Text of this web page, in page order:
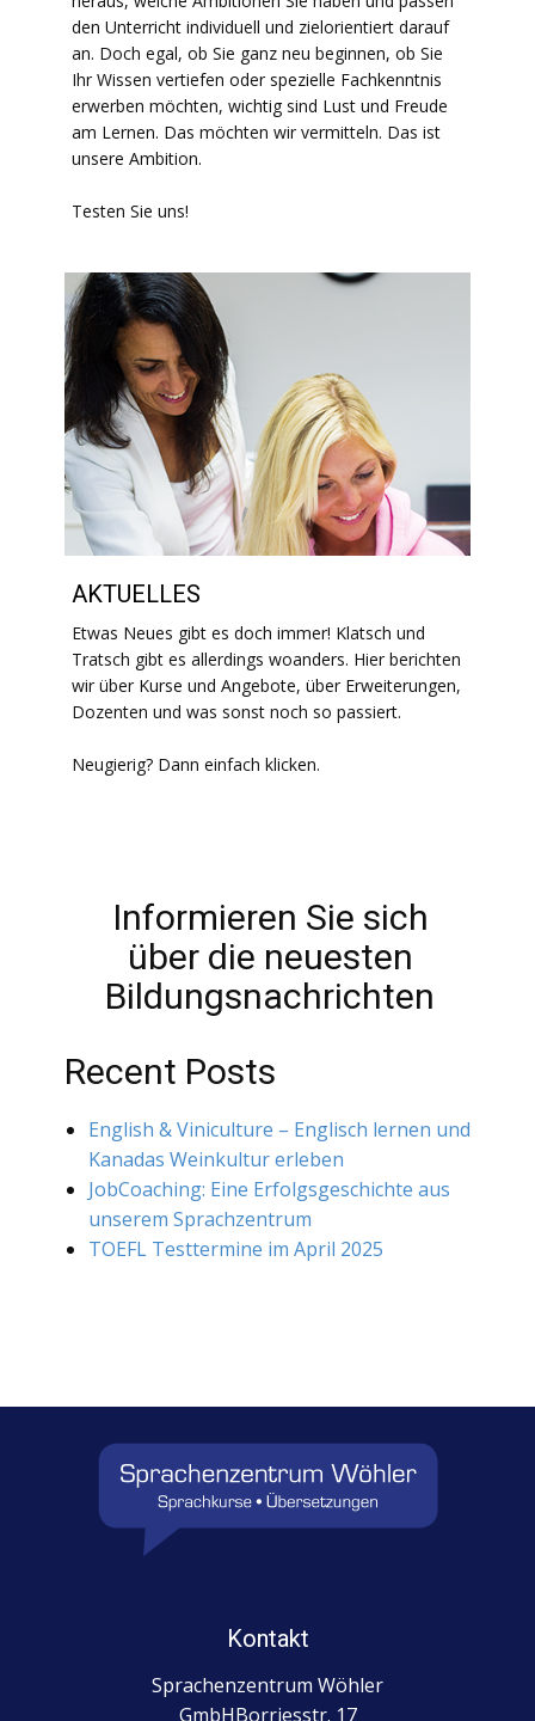
den Unterricht individuell und zielorientiert darauf
an. Doch egal, ob Sie ganz neu beginnen, ob Sie
Ihr Wissen vertiefen oder spezielle Fachkenntnis
erwerben möchten, wichtig sind Lust und Freude
am Lernen. Das möchten wir vermitteln. Das ist
unsere Ambition.
Testen Sie uns!
AKTUELLES
Etwas Neues gibt es doch immer! Klatsch und
Tratsch gibt es allerdings woanders. Hier berichten
wir über Kurse und Angebote, über Erweiterungen,
Dozenten und was sonst noch so passiert.
Neugierig? Dann einfach klicken.
Informieren Sie sich
über die neuesten
Bildungsnachrichten
Recent Posts
English & Viniculture – Englisch lernen und
Kanadas Weinkultur erleben
JobCoaching: Eine Erfolgsgeschichte aus
unserem Sprachzentrum
TOEFL Testtermine im April 2025
Kontakt
Sprachenzentrum Wöhler
GmbHBorriesstr. 17